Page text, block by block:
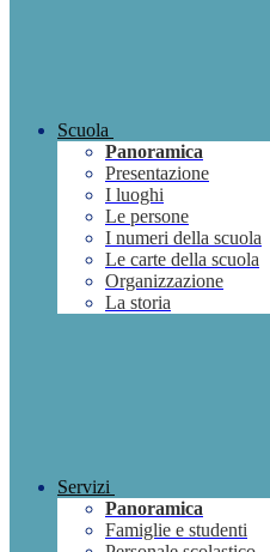
Scuola
Panoramica
Presentazione
I luoghi
Le persone
I numeri della scuola
Le carte della scuola
Organizzazione
La storia
Servizi
Panoramica
Famiglie e studenti